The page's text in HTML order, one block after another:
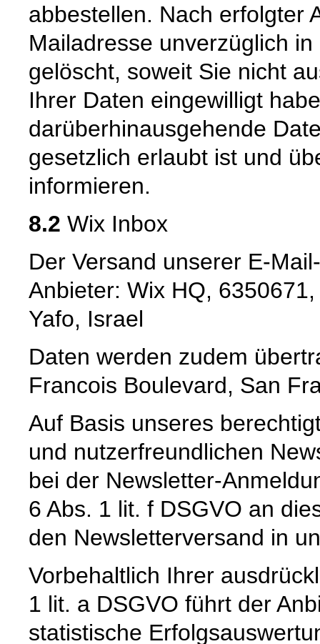
abbestellen. Nach erfolgter
Mailadresse unverzüglich
gelöscht, soweit Sie nicht
Ihrer Daten eingewilligt
darüberhinausgehende
gesetzlich erlaubt ist und
informieren.
8.2 Wix Inbox
Der Versand unserer E-
Anbieter: Wix HQ,
Yafo, Israel
Daten werden zudem
Francois Boulevard, San
Auf Basis unseres
und nutzerfreundlichen
bei der Newsletter-
6 Abs. 1 lit. f DSGVO an
den Newsletterversand in
Vorbehaltlich Ihrer
1 lit. a DSGVO führt der
statistische